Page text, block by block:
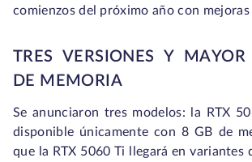
comienzos del próximo año con mejoras
TRES VERSIONES Y MAYOR
DE MEMORIA
Se anunciaron tres modelos: la RTX
disponible únicamente con 8 GB de
que la RTX 5060 Ti llegará en variantes